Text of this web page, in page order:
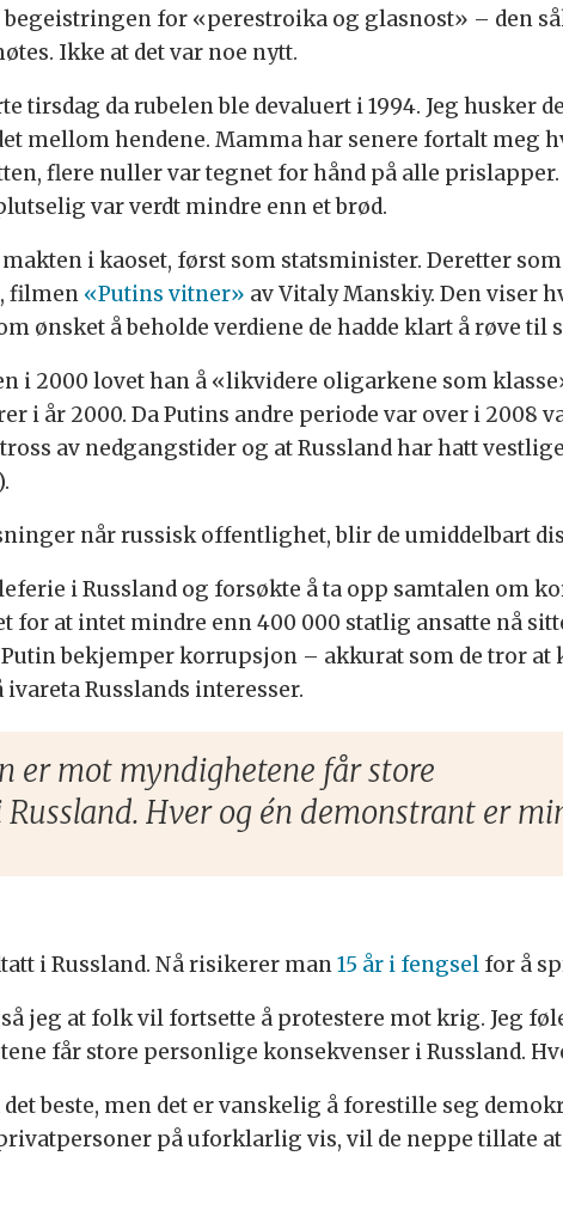
for «perestroika og glasnost» – den
Ikke at det var noe nytt.
tirsdag da rubelen ble devaluert i 1994. Jeg husker
mellom hendene. Mamma har senere fortalt meg
flere nuller var tegnet for hånd på alle
var verdt mindre enn et brød.
i kaoset, først som statsminister. Deretter
filmen «Putins vitner» av Vitaly Manskiy. Den viser
ønsket å beholde verdiene de hadde klart å røve til
i 2000 lovet han å «likvidere oligarkene som
i år 2000. Da Putins andre periode var over i 2008
av nedgangstider og at Russland har hatt
når russisk offentlighet, blir de umiddelbart
i Russland og forsøkte å ta opp samtalen om
for at intet mindre enn 400 000 statlig ansatte nå
bekjemper korrupsjon – akkurat som de tror
Russlands interesser.
er mot myndighetene får store
Russland. Hver og én demonstrant er
i Russland. Nå risikerer man15 år i fengsel for å
jeg at folk vil fortsette å protestere mot krig. Jeg
får store personlige konsekvenser i Russland.
beste, men det er vanskelig å forestille seg
på uforklarlig vis, vil de neppe tillate